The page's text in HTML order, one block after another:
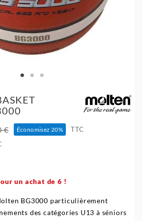
€ Économisez 20% TTC
un achat de 6 !
BG3000 particulièrement
des catégories U13 à séniors